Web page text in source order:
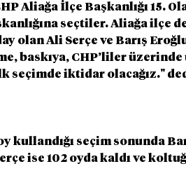
Aliağa İlçe Başkanlığı 15.
seçtiler. Aliağa ilçe
olan Ali Serçe ve Barış
baskıya, CHP’liler
seçimde iktidar olacağız."
kullandığı seçim sonunda
ise 102 oyda kaldı ve